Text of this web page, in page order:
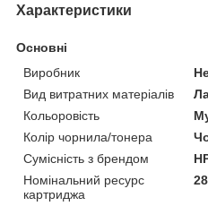
Характеристики
Основні
Виробник
Вид витратних матеріалів
Кольоровість
Колір чорнила/тонера
Сумісність з брендом
Номінальний ресурс
картриджа